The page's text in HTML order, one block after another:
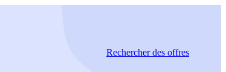
Rechercherdes offres